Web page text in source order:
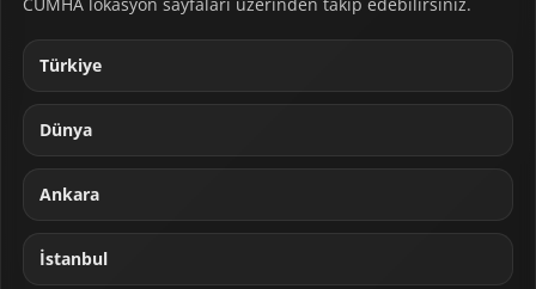
CUMHA lokasyon sayfaları üzerinden takip edebilirsiniz.
Türkiye
Dünya
Ankara
İstanbul